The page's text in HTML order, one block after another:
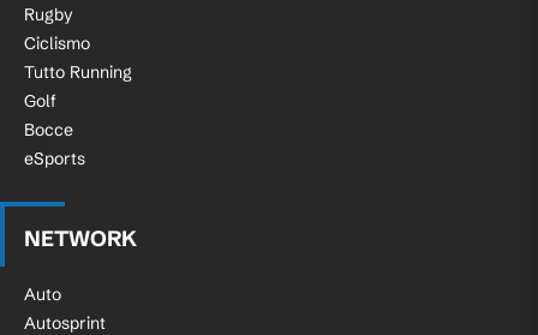
Rugby
Ciclismo
Tutto Running
Golf
Bocce
eSports
NETWORK
Auto
Autosprint